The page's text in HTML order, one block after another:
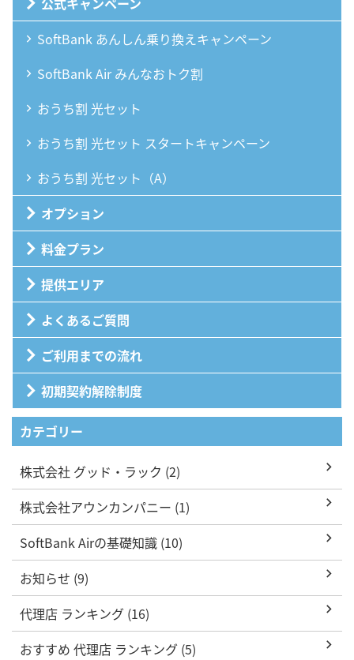
SoftBank あんしん乗り換えキャンペーン
SoftBank Air みんなおトク割
おうち割 光セット
おうち割 光セット スタートキャンペーン
おうち割 光セット（A）
オプション
料金プラン
提供エリア
よくあるご質問
ご利用までの流れ
初期契約解除制度
カテゴリー
株式会社 グッド・ラック (2)
株式会社アウンカンパニー (1)
SoftBank Airの基礎知識 (10)
お知らせ (9)
代理店 ランキング (16)
おすすめ 代理店 ランキング (5)